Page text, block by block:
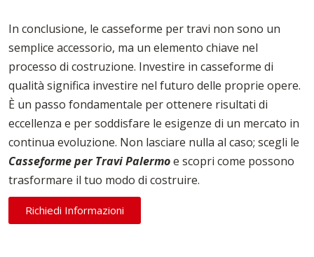
In conclusione, le casseforme per travi non sono un
semplice accessorio, ma un elemento chiave nel
processo di costruzione. Investire in casseforme di
qualità significa investire nel futuro delle proprie opere.
È un passo fondamentale per ottenere risultati di
eccellenza e per soddisfare le esigenze di un mercato in
continua evoluzione. Non lasciare nulla al caso; scegli le
Casseforme per Travi Palermoe scopri come possono
trasformare il tuo modo di costruire.
Richiedi Informazioni